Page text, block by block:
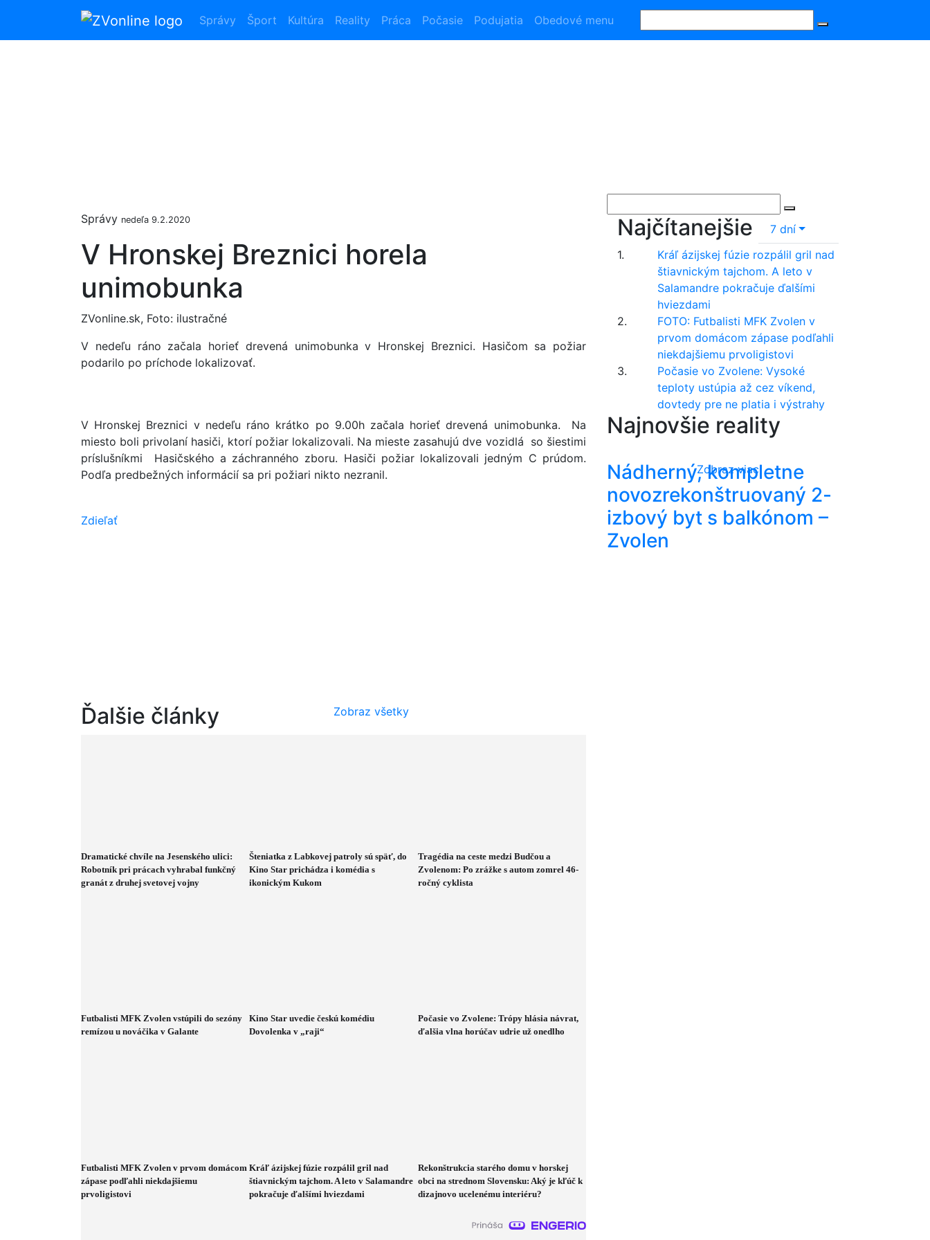
Správy Šport Kultúra Reality Práca Počasie Podujatia Obedové menu
Správy nedeľa 9.2.2020
V Hronskej Breznici horela
unimobunka
ZVonline.sk, Foto: ilustračné
V nedeľu ráno začala horieť drevená unimobunka v Hronskej Breznici. Hasičom sa požiar
podarilo po príchode lokalizovať.
V Hronskej Breznici v nedeľu ráno krátko po 9.00h začala horieť drevená unimobunka. Na
miesto boli privolaní hasiči, ktorí požiar lokalizovali. Na mieste zasahujú dve vozidlá so šiestimi
príslušníkmi Hasičského a záchranného zboru. Hasiči požiar lokalizovali jedným C prúdom.
Podľa predbežných informácií sa pri požiari nikto nezranil.
Zdieľať
Ďalšie články Zobraz všetky
Dramatické chvíle na Jesenského ulici:
Robotník pri prácach vyhrabal funkčný
granát z druhej svetovej vojny
Šteniatka z Labkovej patroly sú späť, do
Kino Star prichádza i komédia s
ikonickým Kukom
Tragédia na ceste medzi Budčou a
Zvolenom: Po zrážke s autom zomrel 46-
ročný cyklista
Futbalisti MFK Zvolen vstúpili do sezóny
remízou u nováčika v Galante
Kino Star uvedie českú komédiu
Dovolenka v „raji“
Počasie vo Zvolene: Trópy hlásia návrat,
ďalšia vlna horúčav udrie už onedlho
Futbalisti MFK Zvolen v prvom domácom
zápase podľahli niekdajšiemu
prvoligistovi
Kráľ ázijskej fúzie rozpálil gril nad
štiavnickým tajchom. A leto v Salamandre
pokračuje ďalšími hviezdami
Rekonštrukcia starého domu v horskej
obci na strednom Slovensku: Aký je kľúč k
dizajnovo ucelenému interiéru?
Najčítanejšie
7 dní
1.
Kráľ ázijskej fúzie rozpálil gril nad
štiavnickým tajchom. A leto v
Salamandre pokračuje ďalšími
hviezdami
2.
FOTO: Futbalisti MFK Zvolen v
prvom domácom zápase podľahli
niekdajšiemu prvoligistovi
3.
Počasie vo Zvolene: Vysoké
teploty ustúpia až cez víkend,
dovtedy pre ne platia i výstrahy
Najnovšie reality
Nádherný, kompletne
novozrekonštruovaný 2-
izbový byt s balkónom –
Zvolen
Zobraz viac